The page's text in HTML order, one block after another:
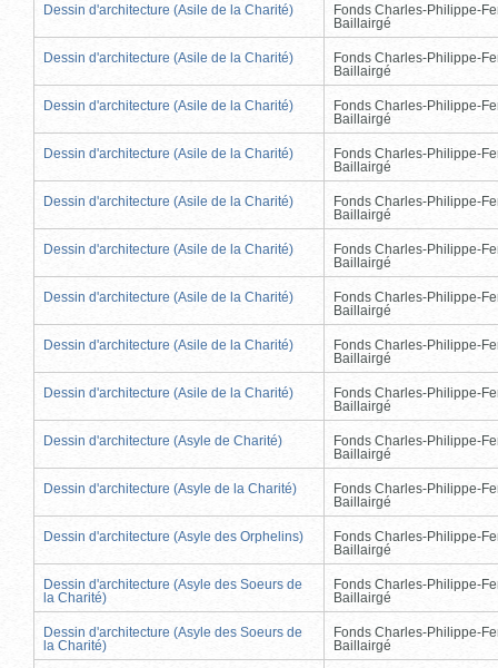
Dessin d'architecture (Asile de la Charité)
Fonds Charles-Philippe-
Baillairgé
Dessin d'architecture (Asile de la Charité)
Fonds Charles-Philippe-
Baillairgé
Dessin d'architecture (Asile de la Charité)
Fonds Charles-Philippe-
Baillairgé
Dessin d'architecture (Asile de la Charité)
Fonds Charles-Philippe-
Baillairgé
Dessin d'architecture (Asile de la Charité)
Fonds Charles-Philippe-
Baillairgé
Dessin d'architecture (Asile de la Charité)
Fonds Charles-Philippe-
Baillairgé
Dessin d'architecture (Asile de la Charité)
Fonds Charles-Philippe-
Baillairgé
Dessin d'architecture (Asile de la Charité)
Fonds Charles-Philippe-
Baillairgé
Dessin d'architecture (Asile de la Charité)
Fonds Charles-Philippe-
Baillairgé
Dessin d'architecture (Asyle de Charité)
Fonds Charles-Philippe-
Baillairgé
Dessin d'architecture (Asyle de la Charité)
Fonds Charles-Philippe-
Baillairgé
Dessin d'architecture (Asyle des Orphelins)
Fonds Charles-Philippe-
Baillairgé
Dessin d'architecture (Asyle des Soeurs de
la Charité)
Fonds Charles-Philippe-
Baillairgé
Dessin d'architecture (Asyle des Soeurs de
la Charité)
Fonds Charles-Philippe-
Baillairgé